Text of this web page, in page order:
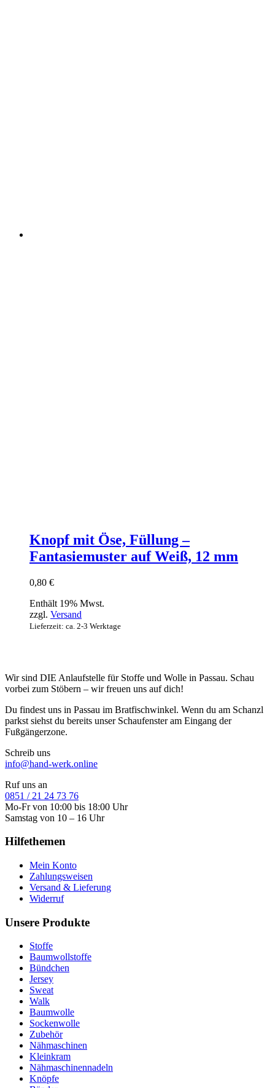
Knopf mit Öse, Füllung –
Fantasiemuster auf Weiß, 12 mm
0,80 €
Enthält 19% Mwst.
zzgl. Versand
Lieferzeit: ca. 2-3 Werktage
Wir sind DIE Anlaufstelle für Stoffe und Wolle in Passau. Schau
vorbei zum Stöbern – wir freuen uns auf dich!
Du findest uns in Passau im Bratfischwinkel. Wenn du am Schanzl
parkst siehst du bereits unser Schaufenster am Eingang der
Fußgängerzone.
Schreib uns
info@hand-werk.online
Ruf uns an
0851 / 21 24 73 76
Mo-Fr von 10:00 bis 18:00 Uhr
Samstag von 10 – 16 Uhr
Hilfethemen
Mein Konto
Zahlungsweisen
Versand & Lieferung
Widerruf
Unsere Produkte
Stoffe
Baumwollstoffe
Bündchen
Jersey
Sweat
Walk
Baumwolle
Sockenwolle
Zubehör
Nähmaschinen
Kleinkram
Nähmaschinennadeln
Knöpfe